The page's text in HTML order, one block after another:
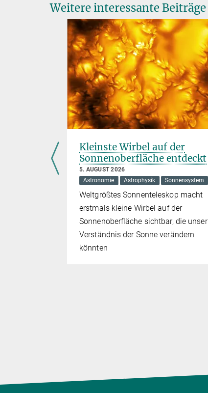
Weitere interessante Beiträge
Kleinste Wirbel auf der
Sonnenoberfläche entdeckt
5. AUGUST 2026
Astronomie
Astrophysik Sonnensystem
Weltgrößtes Sonnenteleskop macht
erstmals kleine Wirbel auf der
Sonnenoberfläche sichtbar, die unser
Verständnis der Sonne verändern
könnten